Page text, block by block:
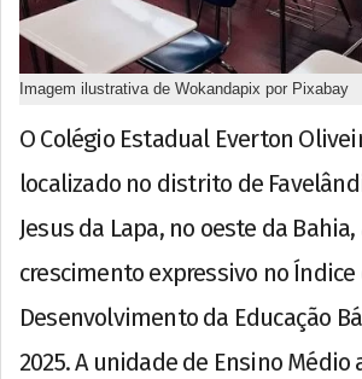
Imagem ilustrativa de Wokandapix por Pixabay
O Colégio Estadual Everton
localizado no distrito de
Jesus da Lapa, no oeste da
crescimento expressivo no Índice
Desenvolvimento da Educação
2025. A unidade de Ensino